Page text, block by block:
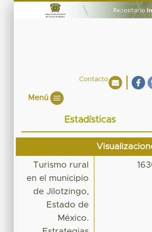
Contacto
Menú
Estadísticas
Turismo rural
en el municipio
de Jilotzingo,
Estado de
México.